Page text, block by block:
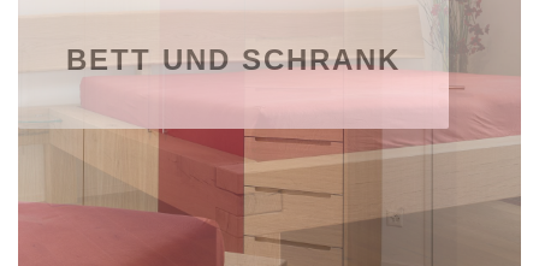
BETT UND SCHRANK